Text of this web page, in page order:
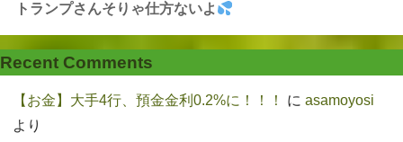
トランプさんそりゃ仕方ないよ
Recent Comments
【お金】大手4行、預金金利0.2%に！！！ に asamoyosi
より